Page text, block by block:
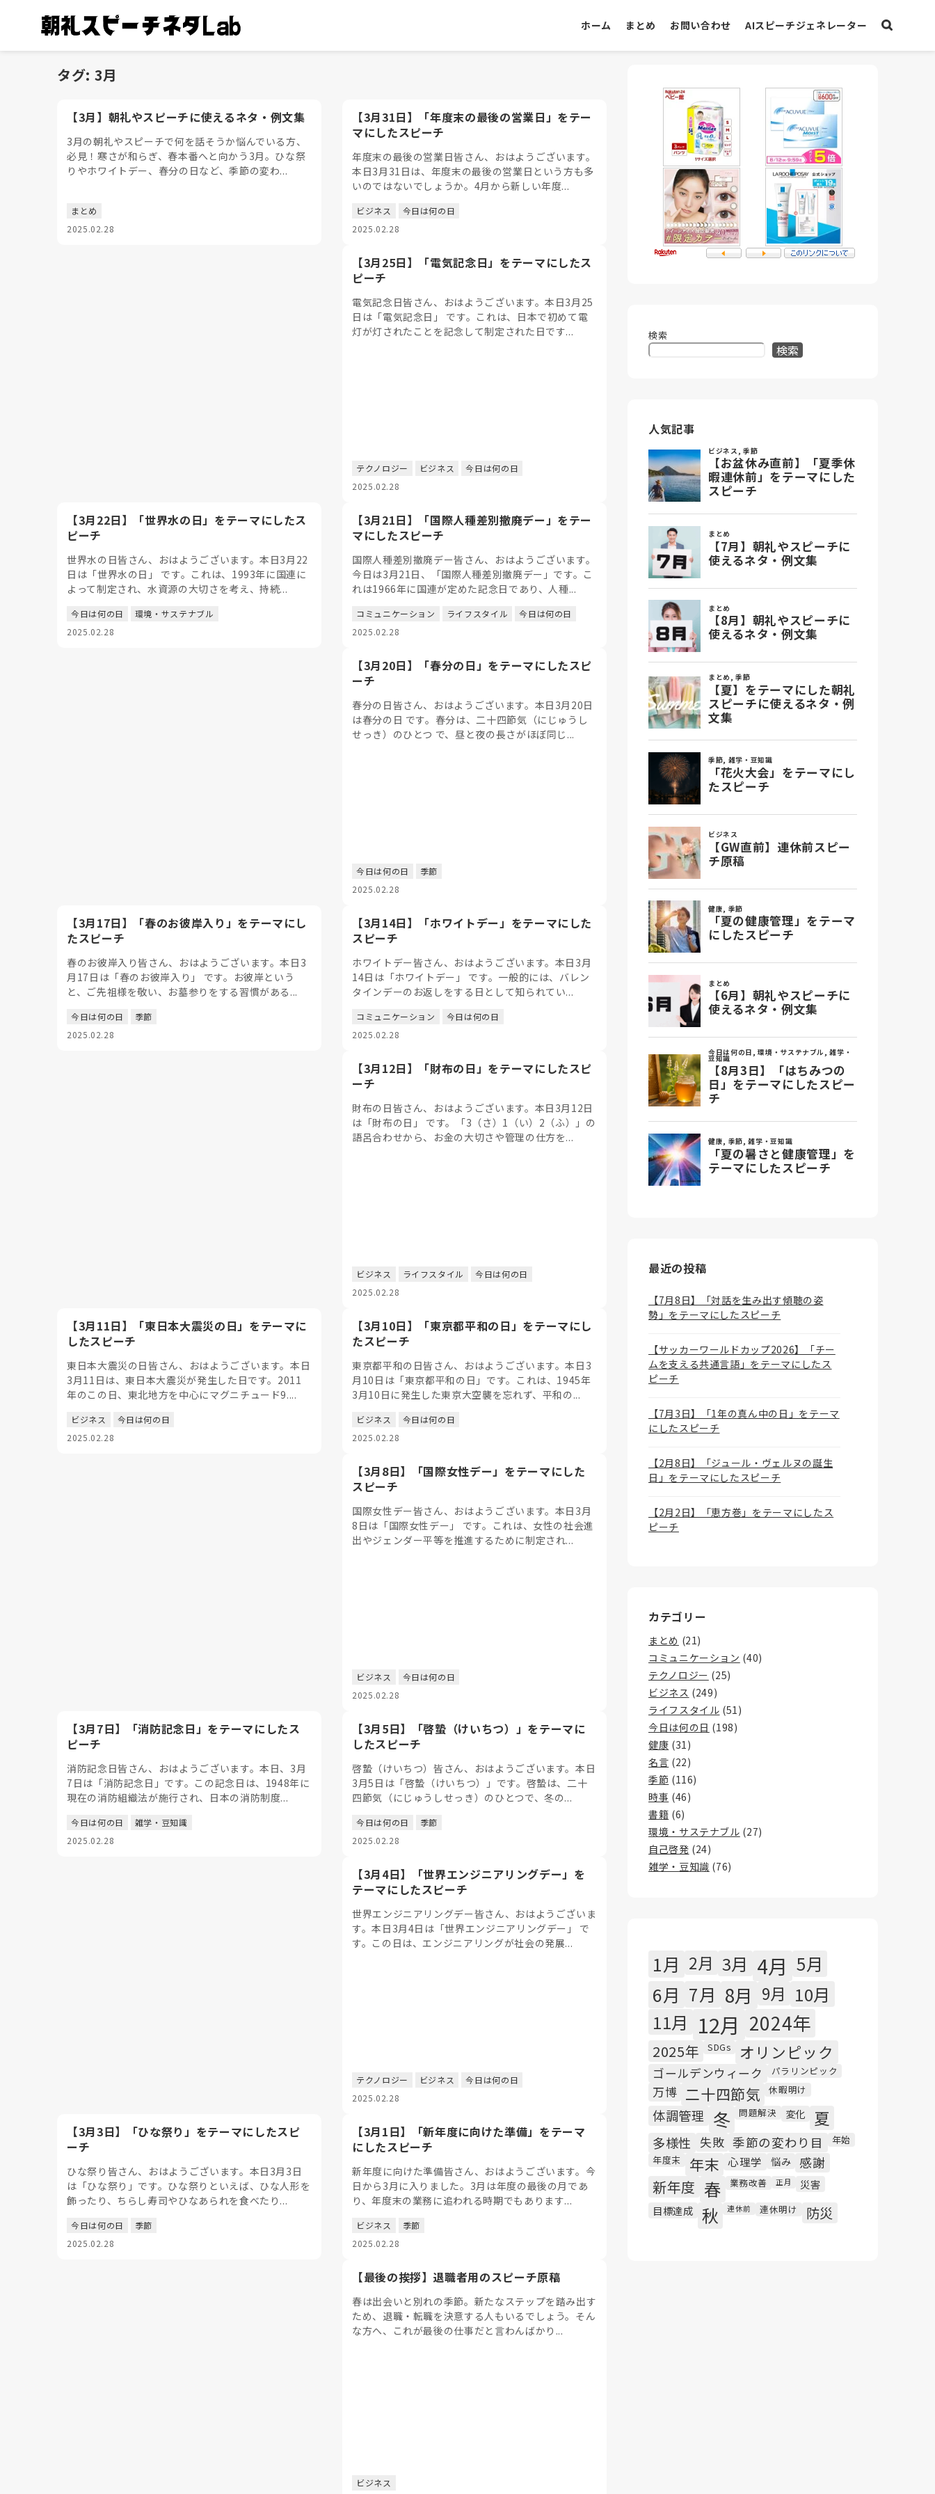
ホーム まとめ お問い合わせ AIスピーチジェネレーター
タグ: 3月
【3月】朝礼やスピーチに使えるネタ・例文集
3月の朝礼やスピーチで何を話そうか悩んでいる方、
必見！寒さが和らぎ、春本番へと向かう3月。ひな祭
りやホワイトデー、春分の日など、季節の変わ...
まとめ
2025.02.28
【3月31日】「年度末の最後の営業日」をテー
マにしたスピーチ
年度末の最後の営業日皆さん、おはようございます。
本日3月31日は、年度末の最後の営業日という方も多
いのではないでしょうか。4月から新しい年度...
ビジネス
今日は何の日
2025.02.28
【3月25日】「電気記念日」をテーマにしたス
ピーチ
電気記念日皆さん、おはようございます。本日3月25
日は「電気記念日」 です。これは、日本で初めて電
灯が灯されたことを記念して制定された日です...
テクノロジー ビジネス
今日は何の日
2025.02.28
【3月22日】「世界水の日」をテーマにしたス
ピーチ
世界水の日皆さん、おはようございます。本日3月22
日は「世界水の日」 です。これは、1993年に国連に
よって制定され、水資源の大切さを考え、持続...
今日は何の日
環境・サステナブル
2025.02.28
【3月21日】「国際人種差別撤廃デー」をテー
マにしたスピーチ
国際人種差別撤廃デー皆さん、おはようございます。
今日は3月21日、「国際人種差別撤廃デー」です。こ
れは1966年に国連が定めた記念日であり、人種...
コミュニケーション ライフスタイル
今日は何の日
2025.02.28
【3月20日】「春分の日」をテーマにしたスピ
ーチ
春分の日皆さん、おはようございます。本日3月20日
は春分の日 です。春分は、二十四節気（にじゅうし
せっき）のひとつ で、昼と夜の長さがほぼ同じ...
今日は何の日
季節
2025.02.28
【3月17日】「春のお彼岸入り」をテーマにし
たスピーチ
春のお彼岸入り皆さん、おはようございます。本日3
月17日は「春のお彼岸入り」 です。お彼岸という
と、ご先祖様を敬い、お墓参りをする習慣がある...
今日は何の日
季節
2025.02.28
【3月14日】「ホワイトデー」をテーマにした
スピーチ
ホワイトデー皆さん、おはようございます。本日3月
14日は「ホワイトデー」 です。一般的には、バレン
タインデーのお返しをする日として知られてい...
コミュニケーション
今日は何の日
2025.02.28
【3月12日】「財布の日」をテーマにしたスピ
ーチ
財布の日皆さん、おはようございます。本日3月12日
は「財布の日」 です。「3（さ）1（い）2（ふ）」の
語呂合わせから、お金の大切さや管理の仕方を...
ビジネス ライフスタイル
今日は何の日
2025.02.28
【3月11日】「東日本大震災の日」をテーマに
したスピーチ
東日本大震災の日皆さん、おはようございます。本日
3月11日は、東日本大震災が発生した日です。2011
年のこの日、東北地方を中心にマグニチュード9....
ビジネス
今日は何の日
2025.02.28
【3月10日】「東京都平和の日」をテーマにし
たスピーチ
東京都平和の日皆さん、おはようございます。本日3
月10日は「東京都平和の日」です。これは、1945年
3月10日に発生した東京大空襲を忘れず、平和の...
ビジネス
今日は何の日
2025.02.28
【3月8日】「国際女性デー」をテーマにした
スピーチ
国際女性デー皆さん、おはようございます。本日3月
8日は「国際女性デー」 です。これは、女性の社会進
出やジェンダー平等を推進するために制定され...
ビジネス
今日は何の日
2025.02.28
【3月7日】「消防記念日」をテーマにしたス
ピーチ
消防記念日皆さん、おはようございます。本日、3月
7日は「消防記念日」です。この記念日は、1948年に
現在の消防組織法が施行され、日本の消防制度...
今日は何の日
雑学・豆知識
2025.02.28
【3月5日】「啓蟄（けいちつ）」をテーマに
したスピーチ
啓蟄（けいちつ）皆さん、おはようございます。本日
3月5日は「啓蟄（けいちつ）」です。啓蟄は、二十
四節気（にじゅうしせっき）のひとつで、冬の...
今日は何の日
季節
2025.02.28
【3月4日】「世界エンジニアリングデー」を
テーマにしたスピーチ
世界エンジニアリングデー皆さん、おはようございま
す。本日3月4日は「世界エンジニアリングデー」 で
す。この日は、エンジニアリングが社会の発展...
テクノロジー ビジネス
今日は何の日
2025.02.28
【3月3日】「ひな祭り」をテーマにしたスピ
ーチ
ひな祭り皆さん、おはようございます。本日3月3日
は「ひな祭り」です。ひな祭りといえば、ひな人形を
飾ったり、ちらし寿司やひなあられを食べたり...
今日は何の日
季節
2025.02.28
【3月1日】「新年度に向けた準備」をテーマ
にしたスピーチ
新年度に向けた準備皆さん、おはようございます。今
日から3月に入りました。3月は年度の最後の月であ
り、年度末の業務に追われる時期でもあります...
ビジネス
季節
2025.02.28
【最後の挨拶】退職者用のスピーチ原稿
春は出会いと別れの季節。新たなステップを踏み出す
ため、退職・転職を決意する人もいるでしょう。そん
な方へ、これが最後の仕事だと言わんばかり...
ビジネス
検索
検索
人気記事
最近の投稿
【7月8日】「対話を生み出す傾聴の姿
勢」をテーマにしたスピーチ
【サッカーワールドカップ2026】「チー
ムを支える共通言語」をテーマにしたス
ピーチ
【7月3日】「1年の真ん中の日」をテーマ
にしたスピーチ
【2月8日】「ジュール・ヴェルヌの誕生
日」をテーマにしたスピーチ
【2月2日】「恵方巻」をテーマにしたス
ピーチ
カテゴリー
まとめ (21)
コミュニケーション (40)
テクノロジー (25)
ビジネス (249)
ライフスタイル (51)
今日は何の日 (198)
健康 (31)
名言 (22)
季節 (116)
時事 (46)
書籍 (6)
環境・サステナブル (27)
自己啓発 (24)
雑学・豆知識 (76)
1月 2月 3月 4月 5月
6月 7月 8月 9月 10月
11月 12月 2024年
2025年 SDGs オリンピック
ゴールデンウィーク パラリンピック
万博 二十四節気 休暇明け
体調管理 冬 問題解決 変化 夏
多様性 失敗 季節の変わり目
年始
年度末
年末 心理学 悩み 感謝
新年度 春 業務改善 正月
災害
目標達成
秋 連休前 連休明け 防災